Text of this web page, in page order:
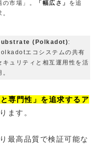
の市場」。
「幅広さ」
を追
(Polkadot):
エコシステムの共有
キュリティと相互運用性を活
。
専門性」を追求するア
ます。
最高品質で検証可能な